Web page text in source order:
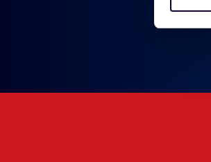
Jaké
Zadajte svoju e-mailovú adresu,